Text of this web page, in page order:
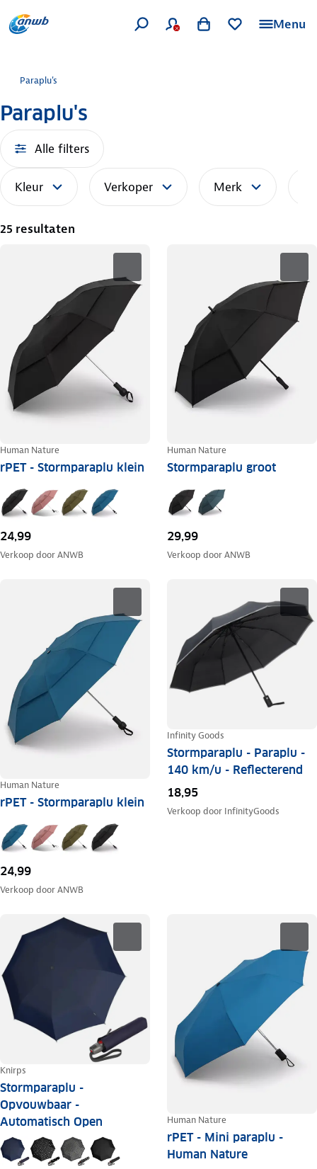
Menu
Paraplu's
Paraplu's
Alle filters
Kleur Verkoper Merk
25 resultaten
Human Nature
rPET - Stormparaplu klein
24,99
Verkoop doorANWB
Human Nature
Stormparaplu groot
29,99
Verkoop doorANWB
Human Nature
rPET - Stormparaplu klein
24,99
Verkoop doorANWB
Infinity Goods
Stormparaplu - Paraplu -
140 km/u - Reflecterend
18,95
Verkoop door InfinityGoods
Knirps
Stormparaplu -
Opvouwbaar -
Automatisch Open
Human Nature
rPET - Mini paraplu -
Human Nature